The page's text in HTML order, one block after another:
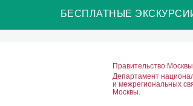
БЕСПЛАТНЫЕ
Правительство
Департамент
и межрегиональных
Москвы.